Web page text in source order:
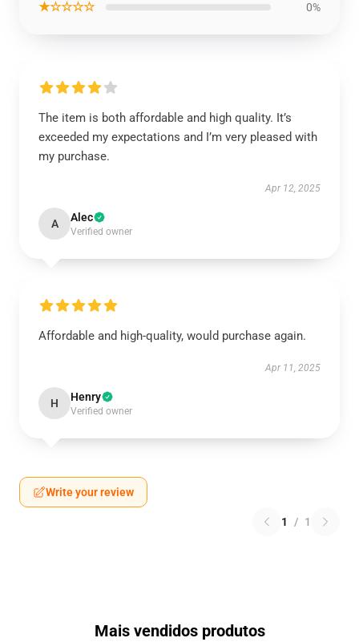
★☆☆☆☆ 0%
The item is both affordable and high quality. It’s
exceeded my expectations and I’m very pleased with
my purchase.
Apr 12, 2025
A Alec
Verified owner
Affordable and high-quality, would purchase again.
Apr 11, 2025
H Henry
Verified owner
Write your review
1 / 1
Mais vendidos produtos